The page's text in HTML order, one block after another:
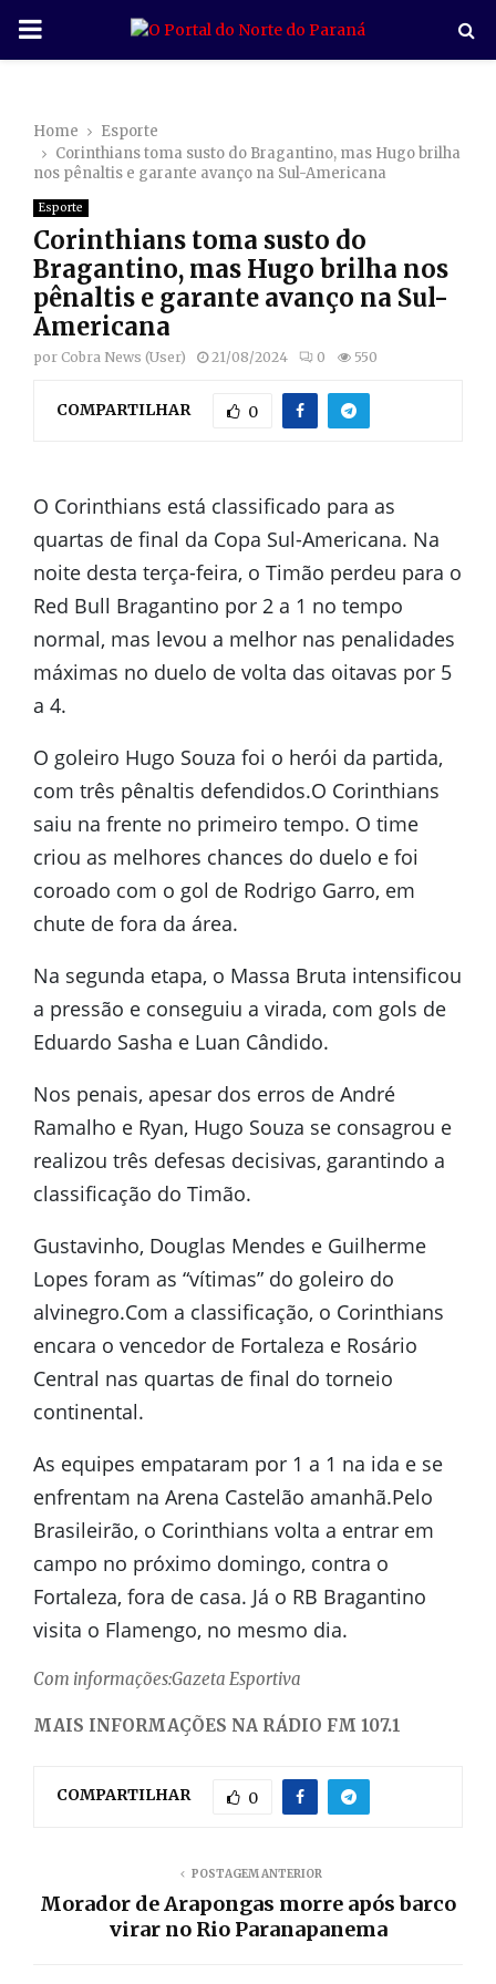
P
M
A
R
E
N
U
Home
Esporte
Corinthians toma susto do Bragantino, mas Hugo brilha
nos pênaltis e garante avanço na Sul-Americana
Esporte
Corinthians toma susto do
Bragantino, mas Hugo brilha nos
pênaltis e garante avanço na Sul-
Americana
por Cobra News (User) 21/08/2024 0 550
COMPARTILHAR 0
O Corinthians está classificado para as
quartas de final da Copa Sul-Americana. Na
noite desta terça-feira, o Timão perdeu para o
Red Bull Bragantino por 2 a 1 no tempo
normal, mas levou a melhor nas penalidades
máximas no duelo de volta das oitavas por 5
a 4.
O goleiro Hugo Souza foi o herói da partida,
com três pênaltis defendidos.O Corinthians
saiu na frente no primeiro tempo. O time
criou as melhores chances do duelo e foi
coroado com o gol de Rodrigo Garro, em
chute de fora da área.
Na segunda etapa, o Massa Bruta intensificou
a pressão e conseguiu a virada, com gols de
Eduardo Sasha e Luan Cândido.
Nos penais, apesar dos erros de André
Ramalho e Ryan, Hugo Souza se consagrou e
realizou três defesas decisivas, garantindo a
classificação do Timão.
Gustavinho, Douglas Mendes e Guilherme
Lopes foram as “vítimas” do goleiro do
alvinegro.Com a classificação, o Corinthians
encara o vencedor de Fortaleza e Rosário
Central nas quartas de final do torneio
continental.
As equipes empataram por 1 a 1 na ida e se
enfrentam na Arena Castelão amanhã.Pelo
Brasileirão, o Corinthians volta a entrar em
campo no próximo domingo, contra o
Fortaleza, fora de casa. Já o RB Bragantino
visita o Flamengo, no mesmo dia.
Com informações:Gazeta Esportiva
MAIS INFORMAÇÕES NA RÁDIO FM 107.1
COMPARTILHAR 0
POSTAGEM ANTERIOR
Morador de Arapongas morre após barco
virar no Rio Paranapanema